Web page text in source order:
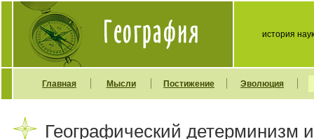
история
Главная Мысли Постижение Эволюция
Географический детерминизм